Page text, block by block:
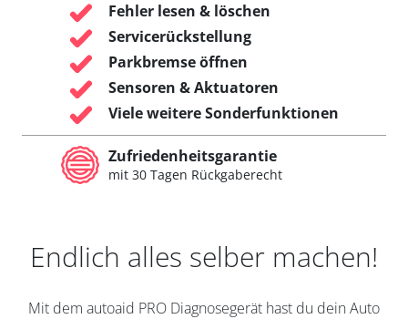
Fehler lesen & löschen
Servicerückstellung
Parkbremse öffnen
Sensoren & Aktuatoren
Viele weitere Sonderfunktionen
Zufriedenheitsgarantie
mit 30 Tagen Rückgaberecht
Endlich alles selber machen!
Mit dem autoaid PRO Diagnosegerät hast du dein Auto